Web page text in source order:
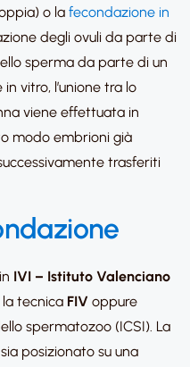
o la fecondazione in
degli ovuli da parte di
sperma da parte di un
vitro, l’unione tra lo
viene effettuata in
modo embrioni già
trasferiti
IVI – Istituto Valenciano
tecnica FIV oppure
spermatozoo (ICSI). La
posizionato su una